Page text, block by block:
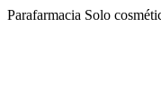
Parafarmacia Solo